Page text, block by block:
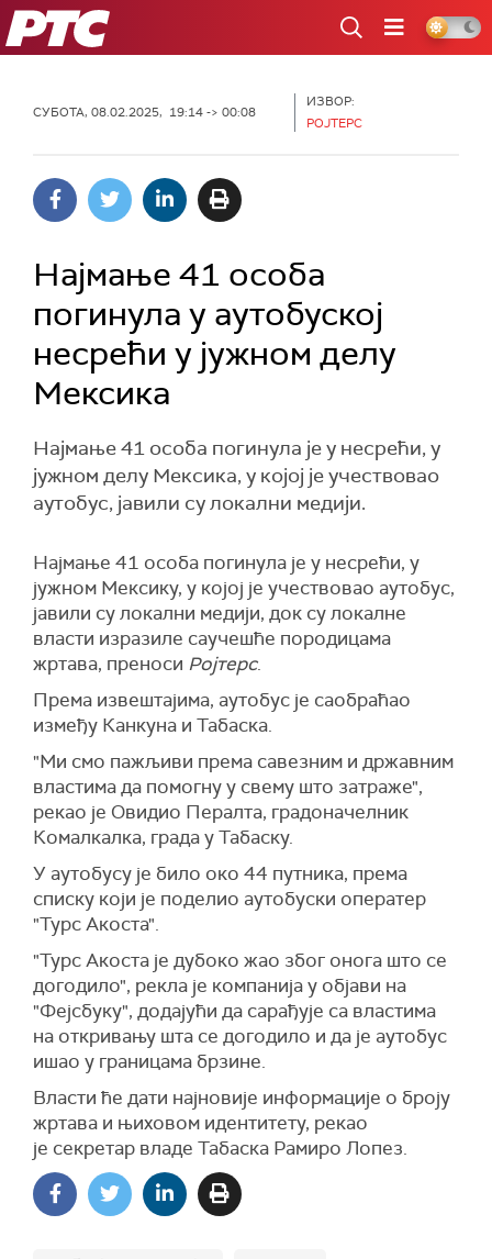
РТС
СУБОТА, 08.02.2025, 19:14 -> 00:08
ИЗВОР:
РОЈТЕРС
Најмање 41 особа
погинула у аутобуској
несрећи у јужном делу
Мексика
Најмање 41 особа погинула је у несрећи, у
јужном делу Мексика, у којој је учествовао
аутобус, јавили су локални медији.
Најмање 41 особа погинула је у несрећи, у
јужном Мексику, у којој је учествовао аутобус,
јавили су локални медији, док су локалне
власти изразиле саучешће породицама
жртава, преноси Ројтерс.
Према извештајима, аутобус је саобраћао
између Канкуна и Табаска.
"Ми смо пажљиви према савезним и државним
властима да помогну у свему што затраже",
рекао је Овидио Пералта, градоначелник
Комалкалка, града у Табаску.
У аутобусу је било око 44 путника, према
списку који је поделио аутобуски оператер
"Турс Акоста".
"Турс Акоста је дубоко жао због онога што се
догодило", рекла је компанија у објави на
"Фејсбуку", додајући да сарађује са властима
на откривању шта се догодило и да је аутобус
ишао у границама брзине.
Власти ће дати најновије информације о броју
жртава и њиховом идентитету, рекао
је секретар владе Табаска Рамиро Лопез.